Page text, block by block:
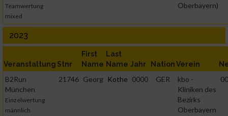
Teamwertung
mixed
Oberbayern)
2023
Veranstaltung Stnr
First
Name
Last
Name Jahr NationVerein
B2Run
München
Einzelwertung
männlich
21746 Georg Kothe 0000 GER
kbo -
Kliniken des
Bezirks
Oberbayern